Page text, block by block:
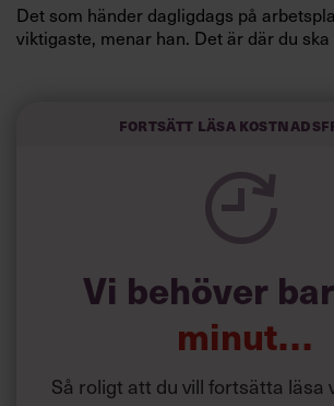
Det som händer dagligdags på
viktigaste, menar han. Det är där du
och höjt arbetsglädjen på Google:
Fortsätt läsa
Vi behöver
minut…
Så roligt att du vill fortsätta läsa